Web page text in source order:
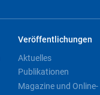
Veröffentlichungen
Aktuelles
Publikationen
Magazine und Online-